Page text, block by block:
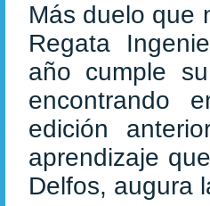
Más duelo que
Regata
año cumple
encontrando
edición
aprendizaje
Delfos, augura